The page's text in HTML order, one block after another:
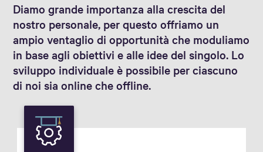
Diamo grande importanza alla crescita del
nostro personale, per questo offriamo un
ampio ventaglio di opportunità che moduliamo
in base agli obiettivi e alle idee del singolo. Lo
sviluppo individuale è possibile per ciascuno
di noi sia online che offline.